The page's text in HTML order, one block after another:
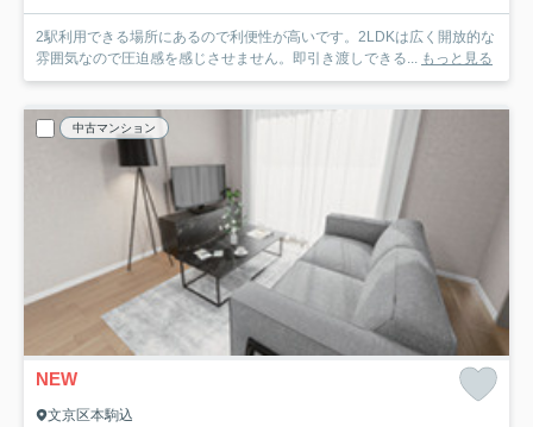
2駅利用できる場所にあるので利便性が高いです。2LDKは広く開放的な
雰囲気なので圧迫感を感じさせません。即引き渡しできる... もっと見る
中古マンション
NEW
文京区本駒込